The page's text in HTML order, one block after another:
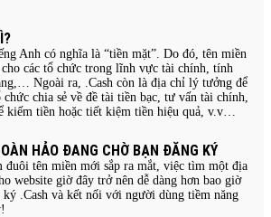
Anh có nghĩa là “tiền mặt”. Do đó, tên miền
cho các tổ chức trong lĩnh vực tài chính, tính
Ngoài ra, .Cash còn là địa chỉ lý tưởng để
chức chia sẻ về đề tài tiền bạc, tư vấn tài chính,
kiếm tiền hoặc tiết kiệm tiền hiệu quả, v.v…
HẢO ĐANG CHỜ BẠN ĐĂNG KÝ
đuôi tên miền mới sắp ra mắt, việc tìm một địa
website giờ đây trở nên dễ dàng hơn bao giờ
ký .Cash và kết nối với người dùng tiềm năng